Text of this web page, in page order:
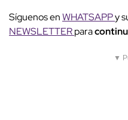
Síguenos enWHATSAPPy
NEWSLETTERpara
▼